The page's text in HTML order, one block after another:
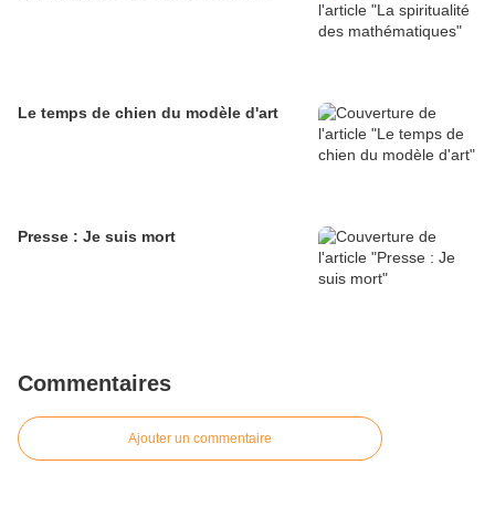
Le temps de chien du modèle d'art
Presse : Je suis mort
Commentaires
Ajouter un commentaire